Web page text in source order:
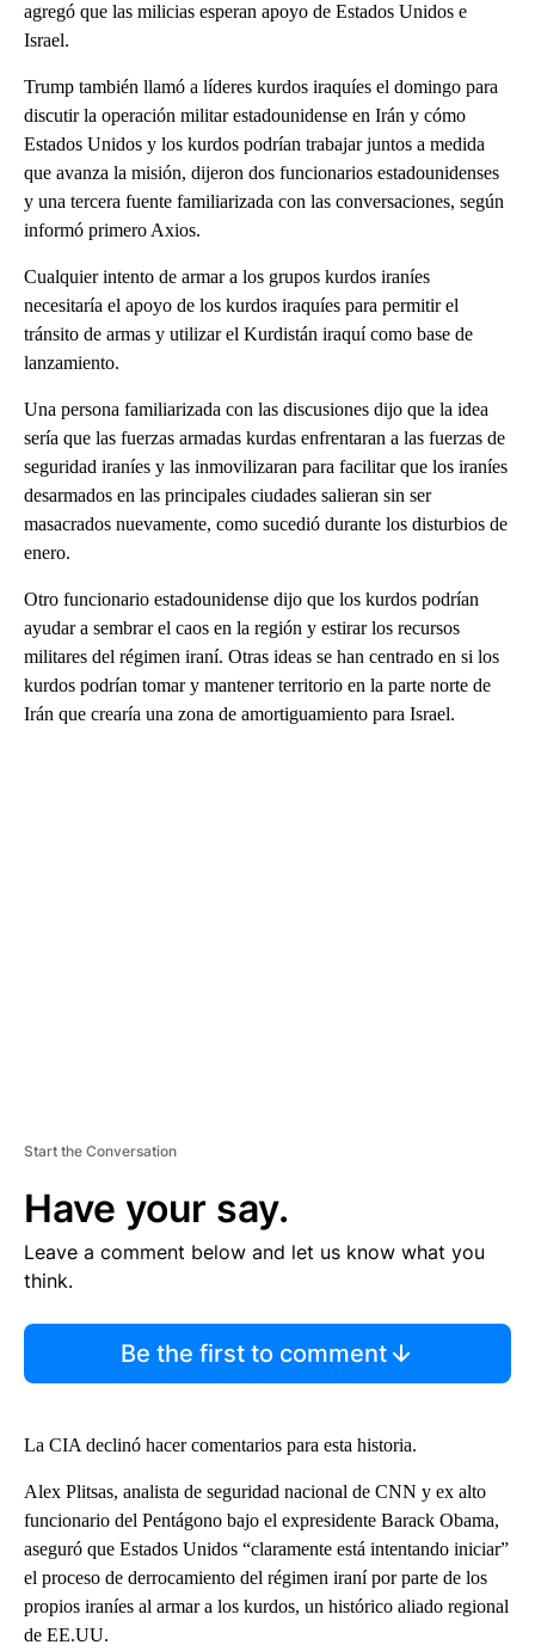
agregó que las milicias esperan apoyo de Estados Unidos e
Israel.
Trump también llamó a líderes kurdos iraquíes el domingo para
discutir la operación militar estadounidense en Irán y cómo
Estados Unidos y los kurdos podrían trabajar juntos a medida
que avanza la misión, dijeron dos funcionarios estadounidenses
y una tercera fuente familiarizada con las conversaciones, según
informó primero Axios.
Cualquier intento de armar a los grupos kurdos iraníes
necesitaría el apoyo de los kurdos iraquíes para permitir el
tránsito de armas y utilizar el Kurdistán iraquí como base de
lanzamiento.
Una persona familiarizada con las discusiones dijo que la idea
sería que las fuerzas armadas kurdas enfrentaran a las fuerzas de
seguridad iraníes y las inmovilizaran para facilitar que los iraníes
desarmados en las principales ciudades salieran sin ser
masacrados nuevamente, como sucedió durante los disturbios de
enero.
Otro funcionario estadounidense dijo que los kurdos podrían
ayudar a sembrar el caos en la región y estirar los recursos
militares del régimen iraní. Otras ideas se han centrado en si los
kurdos podrían tomar y mantener territorio en la parte norte de
Irán que crearía una zona de amortiguamiento para Israel.
Start the Conversation
Have your say.
Leave a comment below and let us know what you
think.
Be the first to comment
La CIA declinó hacer comentarios para esta historia.
Alex Plitsas, analista de seguridad nacional de CNN y ex alto
funcionario del Pentágono bajo el expresidente Barack Obama,
aseguró que Estados Unidos “claramente está intentando iniciar”
el proceso de derrocamiento del régimen iraní por parte de los
propios iraníes al armar a los kurdos, un histórico aliado regional
de EE.UU.